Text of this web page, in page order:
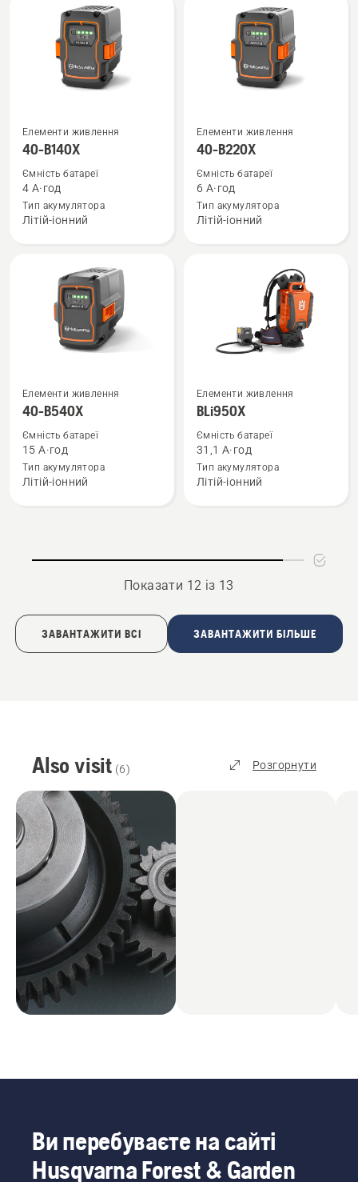
Переглянути
більше
про
40-
B140X
Елементи живлення
40-B140X
Ємність батареї
4 А·год
Тип акумулятора
Літій-іонний
Переглянути
більше
про
40-
B220X
Елементи живлення
40-B220X
Ємність батареї
6 А·год
Тип акумулятора
Літій-іонний
Переглянути
більше
про
40-
B540X
Елементи живлення
40-B540X
Ємність батареї
15 А·год
Тип акумулятора
Літій-іонний
Переглянути
більше
про
BLi950X
Елементи живлення
BLi950X
Ємність батареї
31,1 А·год
Тип акумулятора
Літій-іонний
Показати 12 із 13
ЗАВАНТАЖИТИ ВСІ ЗАВАНТАЖИТИ БІЛЬШЕ
Also visit (6) Розгорнути
Ви перебуваєте на сайті
Husqvarna Forest & Garden